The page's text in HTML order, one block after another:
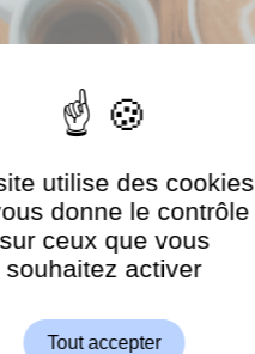
ShareThis est désactivé.
utilise des cookies
donne le contrôle
sur ceux que vous
souhaitez activer
Tout accepter